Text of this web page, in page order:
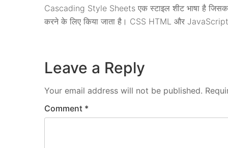
Cascading Style Sheets एक स्टाइल शीट भाषा है
करने के लिए किया जाता है। CSS HTML और
Leave a Reply
Your email address will not be published.
Comment *